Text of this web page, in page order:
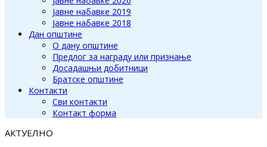
Јавне набавке 2019
Јавне набавке 2018
Дан општине
О дану општине
Предлог за награду или признање
Досадашњи добитници
Братске општине
Контакти
Сви контакти
Контакт форма
АКТУЕЛНО